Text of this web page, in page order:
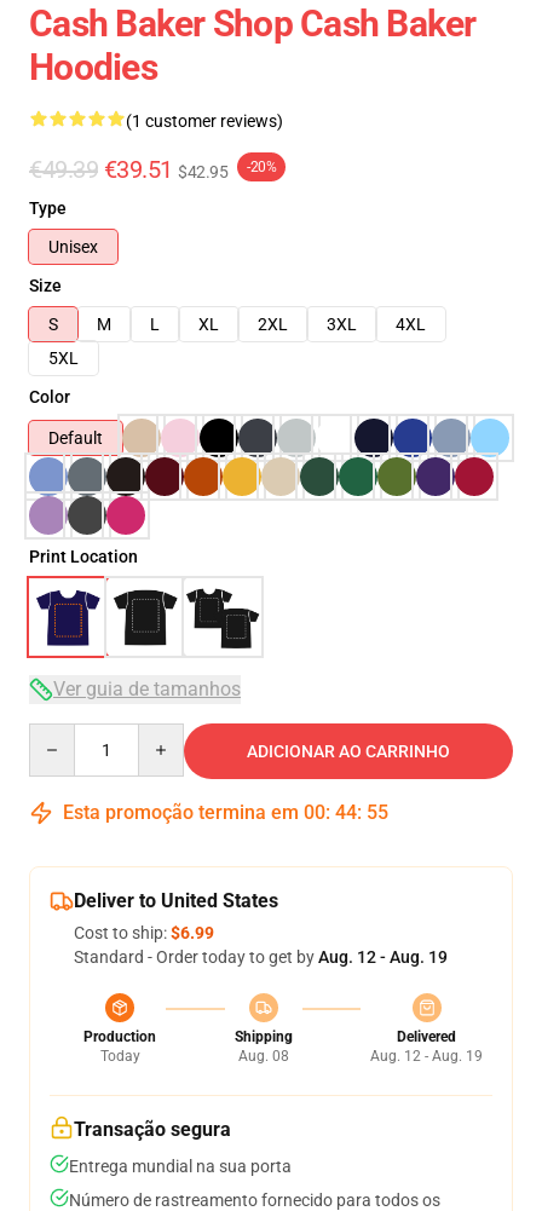
Cash Baker Shop Cash Baker
Hoodies
(1 customer reviews)
€49.39 €39.51 $42.95 -20%
Type
Unisex
Size
S
M L XL 2XL 3XL
4XL
5XL
Color
Default
Print Location
Ver guia de tamanhos
ADICIONAR AO CARRINHO
Esta promoção termina em 00: 44: 54
Deliver to United States
Cost to ship:$6.99
Standard - Order today to get byAug. 12 - Aug. 19
Production
Today
Shipping
Aug. 08
Delivered
Aug. 12 - Aug. 19
Transação segura
Entrega mundial na sua porta
Número de rastreamento fornecido para todos os